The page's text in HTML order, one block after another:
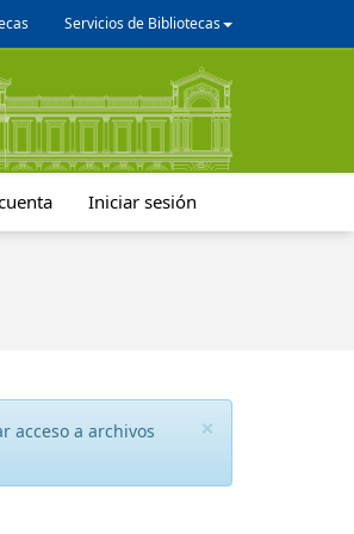
Servicios de Bibliotecas
Iniciar sesión
×
acceso a archivos